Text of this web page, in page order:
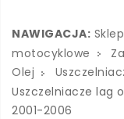
NAWIGACJA:
motocyklowe
Olej
Uszczelniacze lag
2001-2006